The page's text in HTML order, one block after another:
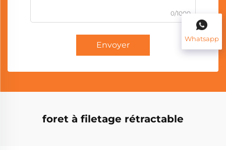
0/1000
Envoyer
foret à filetage rétractable
Whatsapp